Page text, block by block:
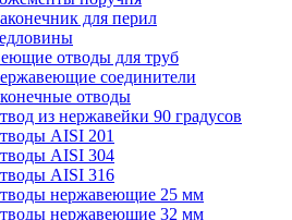
для перил
отводы для труб
соединители
отводы
из нержавейки 90 градусов
AISI 201
AISI 304
AISI 316
нержавеющие 25 мм
нержавеющие 32 мм